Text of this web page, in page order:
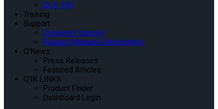
QLK-150
Training
Support
Customer Support
Product Warranty Registration
Q’News
Press Releases
Featured Articles
Q’IK LINKS
Product Finder
Dashboard Login